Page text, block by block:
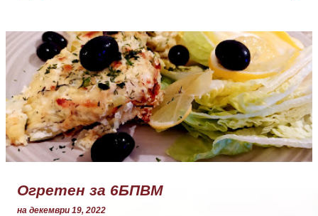
Огретен за 6БПВМ
на декември 19, 2022